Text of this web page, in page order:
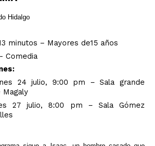
Hidalgo
minutos – Mayores de15 años
Comedia
24 julio, 9:00 pm – Sala grande
Magaly
27 julio, 8:00 pm – Sala Gómez